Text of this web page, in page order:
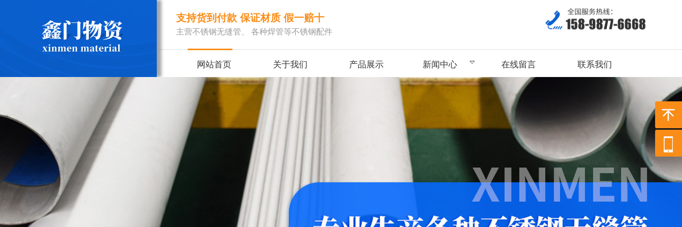
支持货到付款 保证材质 假一赔十
主营不锈钢无缝管、 各种焊管等不锈钢配件
网站首页 关于我们 产品展示 新闻中心 在线留言 联系我们